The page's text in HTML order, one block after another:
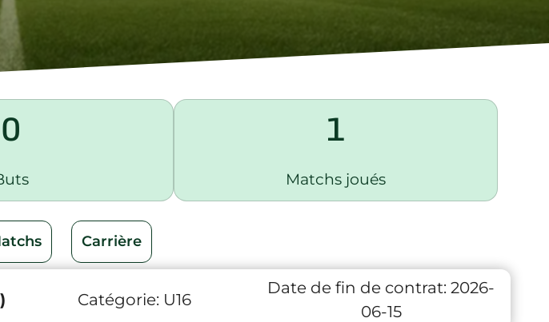
0 1
Matchs joués
Carrière
Catégorie: U16
Date de fin de contrat: 2026-
06-15